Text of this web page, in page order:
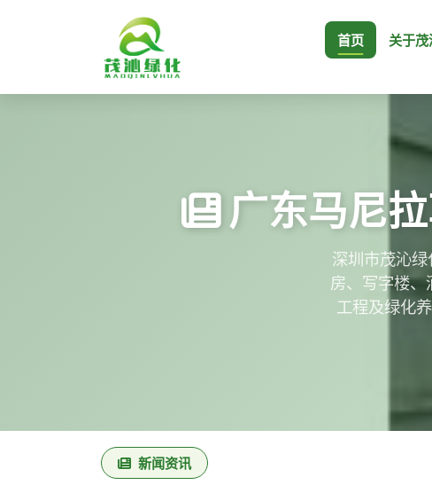
首页 关于茂
广东马尼
深圳市茂沁
房、写字楼
工程及绿化
新闻资讯